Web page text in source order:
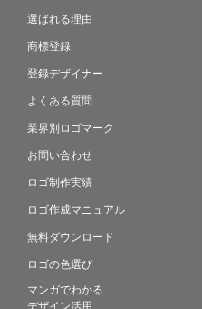
選ばれる理由
商標登録
登録デザイナー
よくある質問
業界別ロゴマーク
お問い合わせ
ロゴ制作実績
ロゴ作成マニュアル
無料ダウンロード
ロゴの色選び
マンガでわかる
デザイン活用